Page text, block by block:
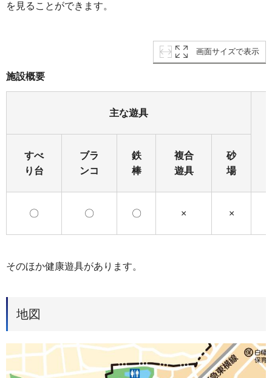
を見ることができます。
画面サイズで表示
施設概要
主な遊具
すべ
り台
ブラ
ンコ
鉄
棒
複合
遊具
砂
場
〇 〇 〇 × ×
そのほか健康遊具があります。
地図